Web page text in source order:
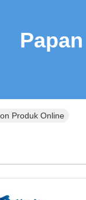
Produk Online